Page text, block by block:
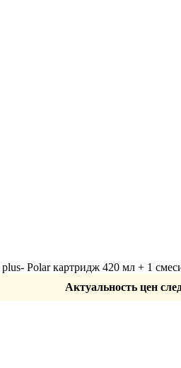
Polar картридж 420 мл + 1
Актуальность цен